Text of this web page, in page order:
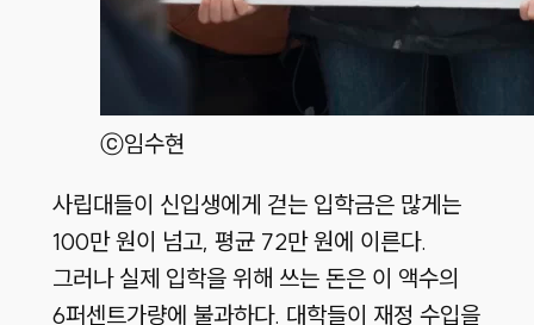
ⓒ임수현
사립대들이 신입생에게 걷는 입학금은 많게는
100만 원이 넘고, 평균 72만 원에 이른다.
그러나 실제 입학을 위해 쓰는 돈은 이 액수의
6퍼센트가량에 불과하다. 대학들이 재정 수입을